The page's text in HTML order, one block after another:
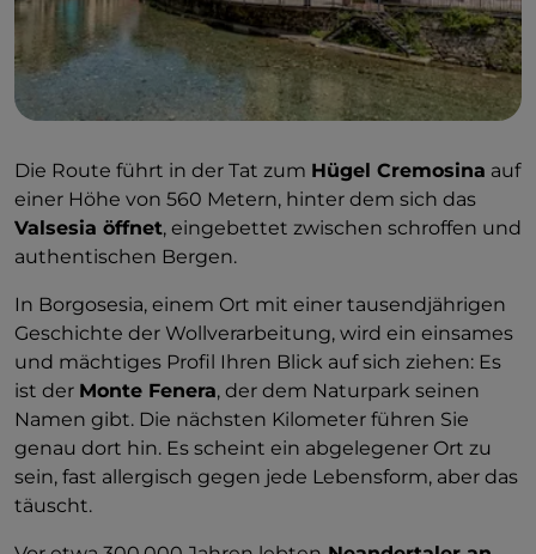
Die Route führt in der Tat zum Hügel Cremosina auf
einer Höhe von 560 Metern, hinter dem sich das
Valsesia öffnet, eingebettet zwischen schroffen und
authentischen Bergen.
In Borgosesia, einem Ort mit einer tausendjährigen
Geschichte der Wollverarbeitung, wird ein einsames
und mächtiges Profil Ihren Blick auf sich ziehen: Es
ist der Monte Fenera, der dem Naturpark seinen
Namen gibt. Die nächsten Kilometer führen Sie
genau dort hin. Es scheint ein abgelegener Ort zu
sein, fast allergisch gegen jede Lebensform, aber das
täuscht.